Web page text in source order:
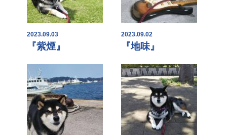
2023.09.03
『紫煙』
2023.09.02
『地味』